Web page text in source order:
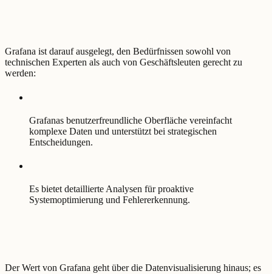
Grafana ist darauf ausgelegt, den Bedürfnissen sowohl von
technischen Experten als auch von Geschäftsleuten gerecht zu
werden:
Grafanas benutzerfreundliche Oberfläche vereinfacht
komplexe Daten und unterstützt bei strategischen
Entscheidungen.
Es bietet detaillierte Analysen für proaktive
Systemoptimierung und Fehlererkennung.
Der Wert von Grafana geht über die Datenvisualisierung hinaus; es